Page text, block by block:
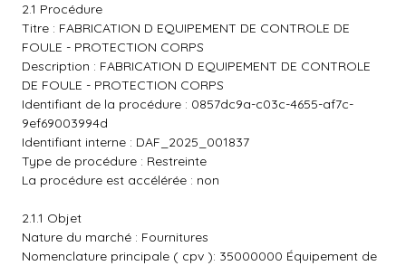
2.1 Procédure
Titre : FABRICATION D EQUIPEMENT DE CONTROLE DE
FOULE - PROTECTION CORPS
Description : FABRICATION D EQUIPEMENT DE CONTROLE
DE FOULE - PROTECTION CORPS
Identifiant de la procédure : 0857dc9a-c03c-4655-af7c-
9ef69003994d
Identifiant interne : DAF_2025_001837
Type de procédure : Restreinte
La procédure est accélérée : non
2.1.1 Objet
Nature du marché : Fournitures
Nomenclature principale ( cpv ): 35000000 Équipement de